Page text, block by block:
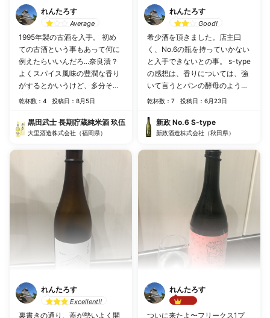
れんたろす
Average
1995年製の古酒を入手。 初め
ての古酒という事もあって何に
例えたらいいんだろ...奈良漬？
よくスパイス風味の豊潤な香り
がするとかいうけど、多分そう
なのかも知れない。 味わいは、
辛みを感じる。好き嫌い別れる
一品。
乾杯数：4 投稿日：8月5日
黒田武士 長期貯蔵純米酒 玖伍
大里酒造株式会社（福岡県）
れんたろす
Excellent!!
裏書きの通り、蓋が勢いよく開
れんたろす
Good!
希少酒を頂きました。店主曰
く、No.6の瓶を持っていかない
と入手できないとの事。 s-type
の感想は、香りについては、強
いて言うとパンの酵母のような
香りを感じで、特質すべき香り
けあってふくよかな味わいで酸
味が効いており、後味もスッキ
乾杯数：7 投稿日：6月23日
新政 No.6 S-type
新政酒造株式会社（秋田県）
れんたろす
ついに来たよ〜フリークス1プ